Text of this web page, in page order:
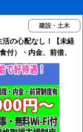
建設・土木
の心配なし！【未経
付）・内金、前借、
談ください！